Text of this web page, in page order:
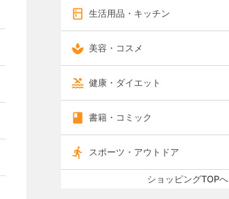
生活用品・キッチン
美容・コスメ
健康・ダイエット
書籍・コミック
スポーツ・アウトドア
ショッピングTOPへ